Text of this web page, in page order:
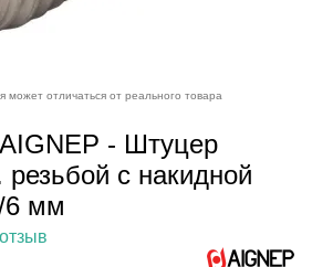
может отличаться от реального товара
- Штуцер
с накидной
6 мм